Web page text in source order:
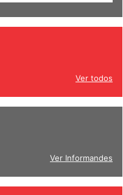
Ver todos
Ver Informandes